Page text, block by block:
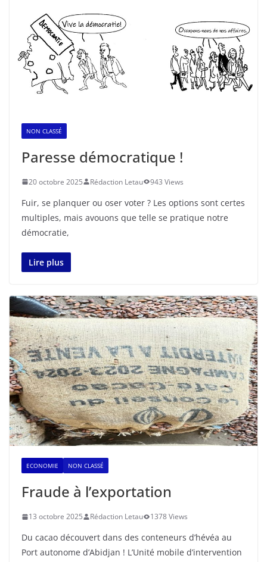
NON CLASSÉ
Paresse démocratique !
20 octobre 2025 Rédaction Letau 943 Views
Fuir, se planquer ou oser voter ? Les options sont certes
multiples, mais avouons que telle se pratique notre
démocratie,
Lire plus
ECONOMIE NON CLASSÉ
Fraude à l’exportation
13 octobre 2025 Rédaction Letau 1378 Views
Du cacao découvert dans des conteneurs d’hévéa au
Port autonome d’Abidjan ! L’Unité mobile d’intervention